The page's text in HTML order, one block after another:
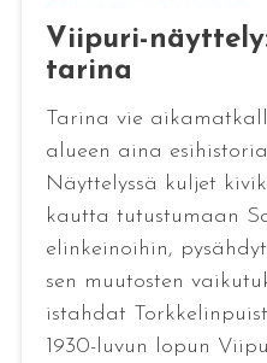
Viipuri-
tarina
Tarina vie
alueen aina
Näyttelyssä kuljet
kautta tutustumaan
elinkeinoihin,
sen muutosten
istahdat
1930-luvun lopun